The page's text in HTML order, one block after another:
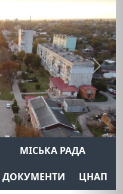
Next
МІСЬКА РАДА
ДОКУМЕНТИ ЦНАП